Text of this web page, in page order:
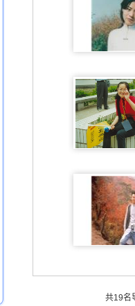
共19名